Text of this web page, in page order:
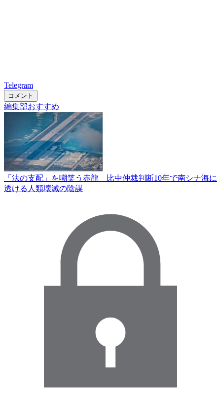
Telegram
コメント
編集部おすすめ
「法の支配」を嘲笑う赤龍 比中仲裁判断10年で南シナ海に
透ける人類壊滅の陰謀